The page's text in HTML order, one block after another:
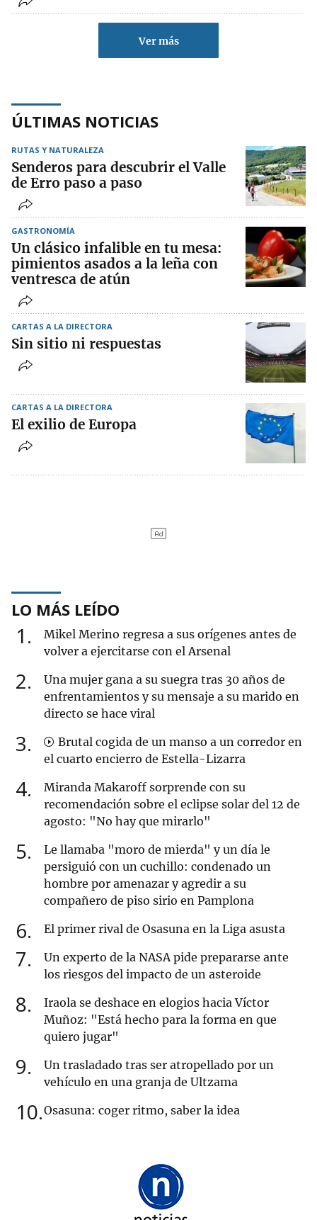
Ver más
ÚLTIMAS NOTICIAS
RUTAS Y NATURALEZA
Senderos para descubrir el Valle
de Erro paso a paso
GASTRONOMÍA
Un clásico infalible en tu mesa:
pimientos asados a la leña con
ventresca de atún
CARTAS A LA DIRECTORA
Sin sitio ni respuestas
CARTAS A LA DIRECTORA
El exilio de Europa
LO MÁS LEÍDO
1
Mikel Merino regresa a sus orígenes antes de
volver a ejercitarse con el Arsenal
2
Una mujer gana a su suegra tras 30 años de
enfrentamientos y su mensaje a su marido en
directo se hace viral
3
Brutal cogida de un manso a un corredor en
el cuarto encierro de Estella-Lizarra
4
Miranda Makaroff sorprende con su
recomendación sobre el eclipse solar del 12 de
agosto: "No hay que mirarlo"
5
Le llamaba "moro de mierda" y un día le
persiguió con un cuchillo: condenado un
hombre por amenazar y agredir a su
compañero de piso sirio en Pamplona
6 El primer rival de Osasuna en la Liga asusta
7
Un experto de la NASA pide prepararse ante
los riesgos del impacto de un asteroide
8
Iraola se deshace en elogios hacia Víctor
Muñoz: "Está hecho para la forma en que
quiero jugar"
9
Un trasladado tras ser atropellado por un
vehículo en una granja de Ultzama
10 Osasuna: coger ritmo, saber la idea